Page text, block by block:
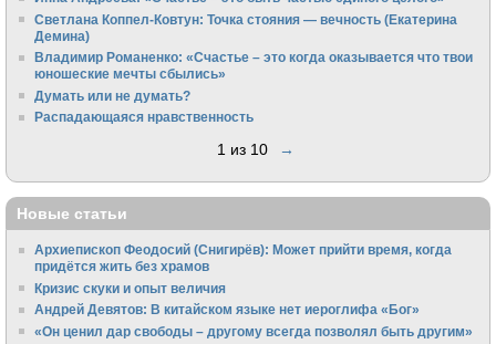
Светлана Коппел-Ковтун: Точка стояния — вечность (Екатерина
Демина)
Владимир Романенко: «Счастье – это когда оказывается что твои
юношеские мечты сбылись»
Думать или не думать?
Распадающаяся нравственность
1 из 10 →
Новые статьи
Архиепископ Феодосий (Снигирёв): Может прийти время, когда
придётся жить без храмов
Кризис скуки и опыт величия
Андрей Девятов: В китайском языке нет иероглифа «Бог»
«Он ценил дар свободы – другому всегда позволял быть другим»